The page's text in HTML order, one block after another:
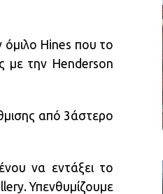
όμιλο Hines που το
με την Henderson
από 3άστερο
να εντάξει το
Υπενθυμίζουμε